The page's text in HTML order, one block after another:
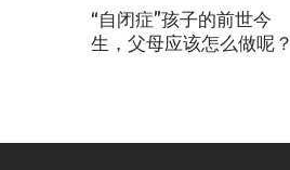
“自闭症”孩子的前世今
生，父母应该怎么做呢？